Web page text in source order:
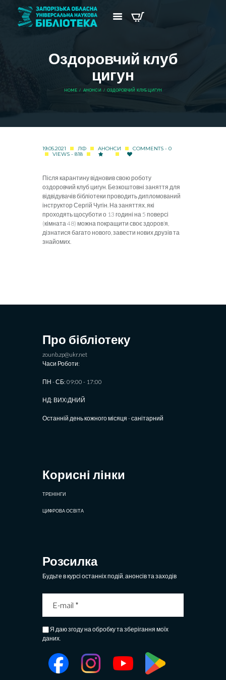
Оздоровчий клуб
цигун
HOME АНОНСИ ОЗДОРОВЧИЙ КЛУБ ЦИГУН
19.05.2021 ЛФ АНОНСИ
COMMENTS - 0
VIEWS - 818
Після карантину відновив свою роботу
оздоровчий клуб цигун. Безкоштовні заняття для
відвідувачів бібліотеки проводить дипломований
інструктор Сергій Чугін. На заняттях, які
проходять щосуботи о 13 годині на 5 поверсі
(кімната 48) можна покращити своє здоров’я,
дізнатися багато нового, завести нових друзів та
знайомих.
Про бібліотеку
zounb.zp@ukr.net
Часи Роботи:
ПН - СБ: 09:00 - 17:00
НД: ВИХIДНИЙ
Останній день кожного місяця - санітарний
Корисні лінки
ТРЕНІНГИ
ЦИФРОВА ОСВІТА
Розсилка
Будьте в курсі останніх подій, анонсів та заходів
Я даю згоду на обробку та зберігання моїх
даних.